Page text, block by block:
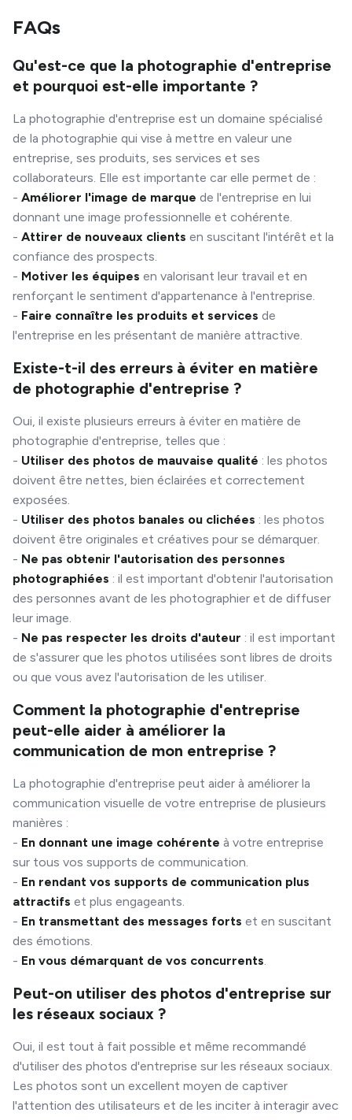
FAQs
Qu'est-ce que la photographie d'entreprise
et pourquoi est-elle importante ?
La photographie d'entreprise est un domaine spécialisé
de la photographie qui vise à mettre en valeur une
entreprise, ses produits, ses services et ses
collaborateurs. Elle est importante car elle permet de :
- Améliorer l'image de marque de l'entreprise en lui
donnant une image professionnelle et cohérente.
- Attirer de nouveaux clients en suscitant l'intérêt et la
confiance des prospects.
- Motiver les équipes en valorisant leur travail et en
renforçant le sentiment d'appartenance à l'entreprise.
- Faire connaître les produits et services de
l'entreprise en les présentant de manière attractive.
Existe-t-il des erreurs à éviter en matière
de photographie d'entreprise ?
Oui, il existe plusieurs erreurs à éviter en matière de
photographie d'entreprise, telles que :
- Utiliser des photos de mauvaise qualité : les photos
doivent être nettes, bien éclairées et correctement
exposées.
- Utiliser des photos banales ou clichées : les photos
doivent être originales et créatives pour se démarquer.
- Ne pas obtenir l'autorisation des personnes
photographiées : il est important d'obtenir l'autorisation
des personnes avant de les photographier et de diffuser
leur image.
- Ne pas respecter les droits d'auteur : il est important
de s'assurer que les photos utilisées sont libres de droits
ou que vous avez l'autorisation de les utiliser.
Comment la photographie d'entreprise
peut-elle aider à améliorer la
communication de mon entreprise ?
La photographie d'entreprise peut aider à améliorer la
communication visuelle de votre entreprise de plusieurs
manières :
- En donnant une image cohérente à votre entreprise
sur tous vos supports de communication.
- En rendant vos supports de communication plus
attractifs et plus engageants.
- En transmettant des messages forts et en suscitant
des émotions.
- En vous démarquant de vos concurrents
Peut-on utiliser des photos d'entreprise sur
les réseaux sociaux ?
Oui, il est tout à fait possible et même recommandé
d'utiliser des photos d'entreprise sur les réseaux sociaux.
Les photos sont un excellent moyen de captiver
l'attention des utilisateurs et de les inciter à interagir avec